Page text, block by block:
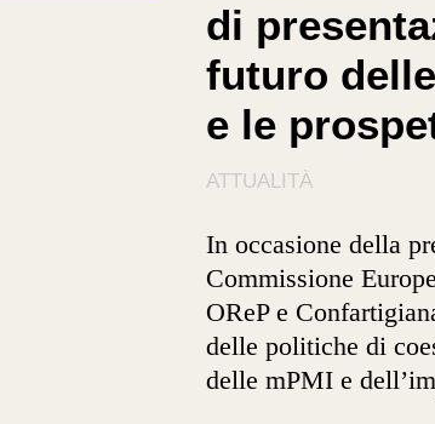
di
futuro
e le
ATTUALITÀ
In occasione della
Commissione
OReP e
delle politiche di
delle mPMI e